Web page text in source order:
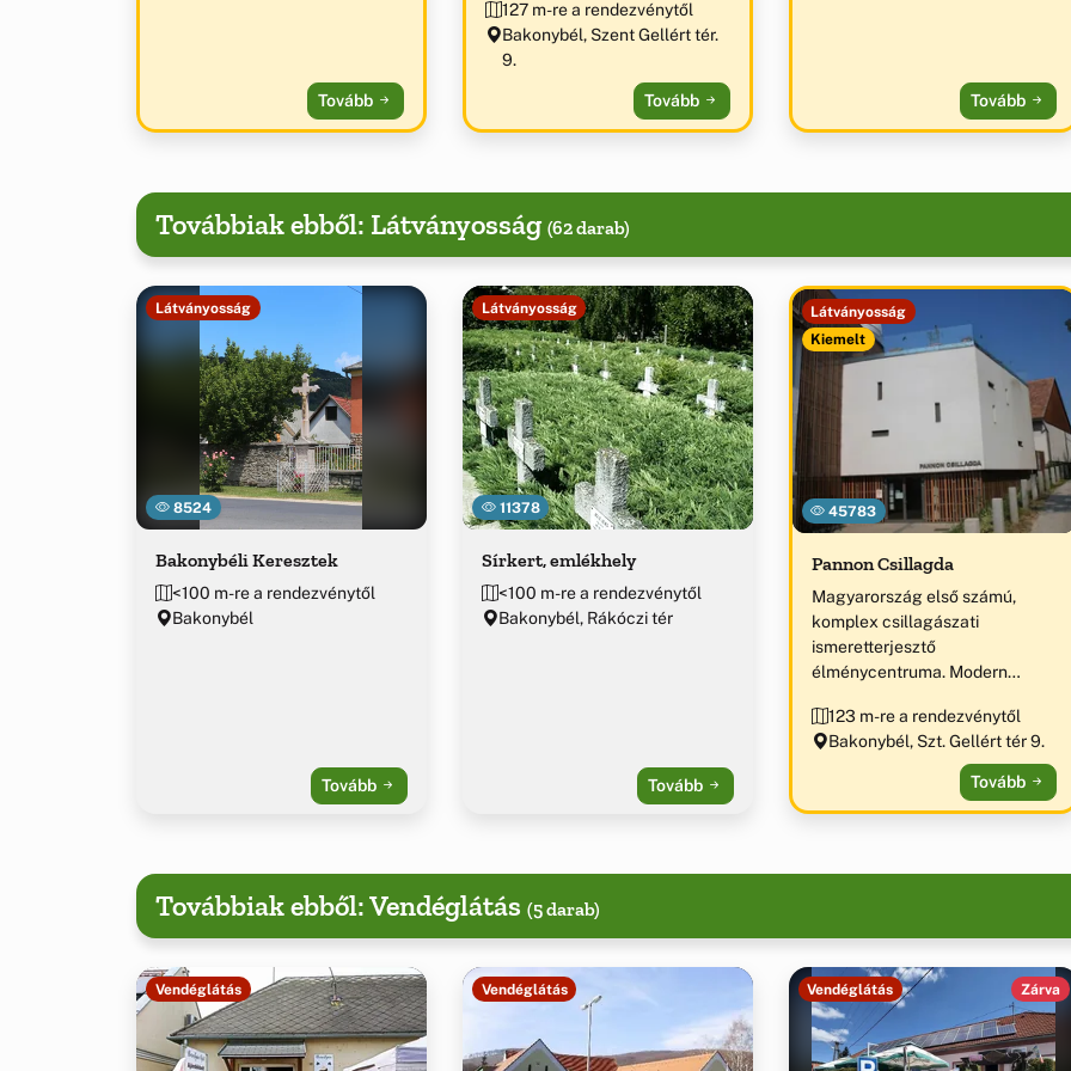
Tovább
127 m-re a rendezvénytől
Bakonybél, Szent Gellért tér.
9.
Tovább Tovább
Továbbiak ebből: Látványosság (62 darab)
8524
Látványosság
Bakonybéli Keresztek
<100 m-re a rendezvénytől
Bakonybél
Tovább
11378
Látványosság
Sírkert, emlékhely
<100 m-re a rendezvénytől
Bakonybél, Rákóczi tér
Tovább
45783
Látványosság
Kiemelt
Pannon Csillagda
Magyarország első számú,
komplex csillagászati
ismeretterjesztő
élménycentruma. Modern
show, interaktív űrkutatási és
csillagászati kiállítás. „Az év
látogatóközpontja 2012” díj
123 m-re a rendezvénytől
Bakonybél, Szt. Gellért tér 9.
Tovább
Továbbiak ebből: Vendéglátás (5 darab)
Vendéglátás Vendéglátás Vendéglátás Zárva